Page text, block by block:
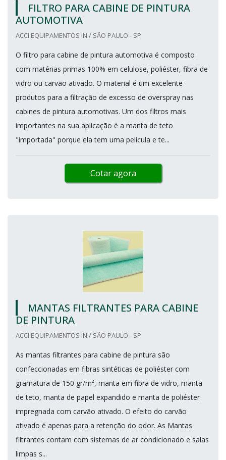
FILTRO PARA CABINE DE PINTURA
AUTOMOTIVA
ACCI EQUIPAMENTOS IN / SÃO PAULO - SP
O filtro para cabine de pintura automotiva é composto
com matérias primas 100% em celulose, poliéster, fibra de
vidro ou carvão ativado. O material é um excelente
produtos para a filtração de excesso de overspray nas
cabines de pintura automotivas. Um dos filtros mais
importantes na sua aplicação é a manta de teto
"importada" porque ela tem uma película e te...
Cotar agora
MANTAS FILTRANTES PARA CABINE
DE PINTURA
ACCI EQUIPAMENTOS IN / SÃO PAULO - SP
As mantas filtrantes para cabine de pintura são
confeccionadas em fibras sintéticas de poliéster com
gramatura de 150 gr/m², manta em fibra de vidro, manta
de teto, manta de papel expandido e manta de poliéster
impregnada com carvão ativado. O efeito do carvão
ativado é apenas para a retenção do odor. As Mantas
filtrantes contam com sistemas de ar condicionado e salas
limpas s...